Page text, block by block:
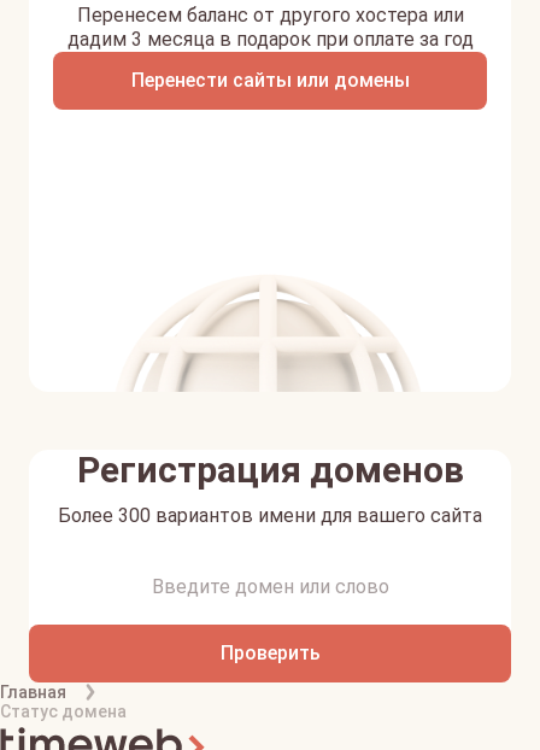
Перенести сайты или домены
Перенесем баланс от другого хостера или
дадим 3 месяца в подарок при оплате за год
Регистрация доменов
Более 300 вариантов имени для вашего сайта
Проверить
Главная
Статус домена